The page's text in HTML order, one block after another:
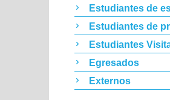
Estudiantes de
Estudiantes de
Estudiantes
Egresados
Externos